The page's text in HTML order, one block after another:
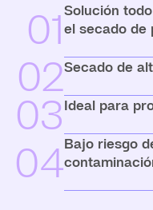
01Solución
el secado de
02Secado de
03Ideal para
04Bajo riesgo